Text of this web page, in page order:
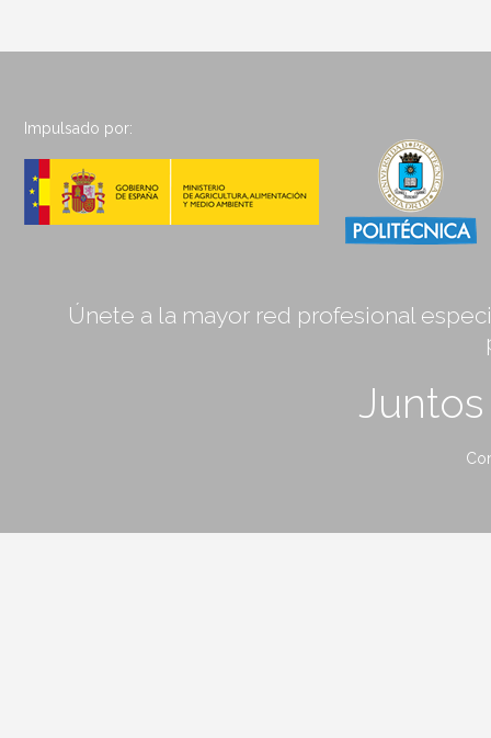
Impulsado por:
Únete a la mayor red profesional